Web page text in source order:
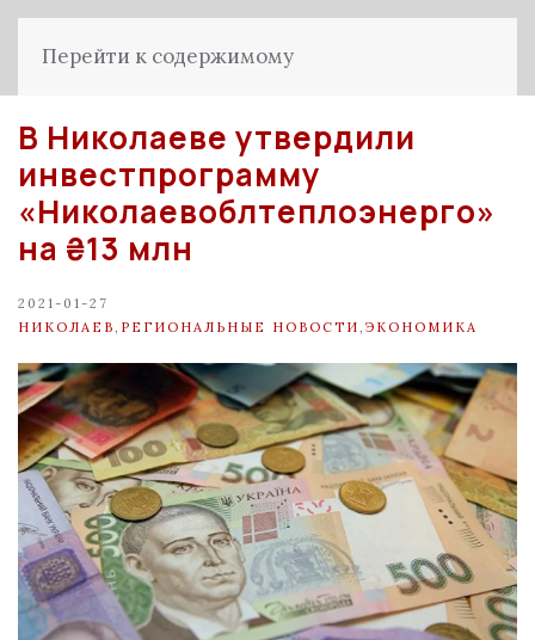
Перейти к содержимому
В Николаеве утвердили
инвестпрограмму
«Николаевоблтеплоэнерго»
на ₴13 млн
2021-01-27
НИКОЛАЕВ РЕГИОНАЛЬНЫЕ НОВОСТИ ЭКОНОМИКА